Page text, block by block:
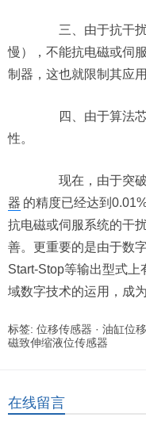
三、由于抗干扰
慢），不能抗电磁或伺
制器，这也就限制其应用
四、由于算法芯
性。
现在，由于突破
器 的精度已经达到
抗电磁或伺服系统的干
善。更重要的是由于数
Start-Stop等输出型式
域数字技术的运用，成
标签: 位移传感器 · 油缸位
磁致伸缩液位传感器
在线留言